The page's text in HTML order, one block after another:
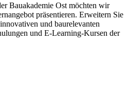
Bauakademie Ost möchten wir
präsentieren. Erweitern Sie
und baurelevanten
und E-Learning-Kursen der